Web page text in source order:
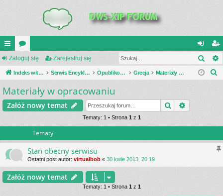
UI
C
K
_L
or
a
al
og
ar
ej
ę
Zaloguj się Zarejestruj się
Indeks witryny Serwis Encyklopedia Uzbrojenia Opublikowane zestawienia Grecja Materiały w opracowaniu
j
Materiały w opracowaniu
Załóż nowy temat Szukaj
Tematy: 1 • Strona 1 z 1
Tematy
Stan obecny serwisu
Ostatni post autor: virtualbob « 30 kwie 2013, 20:19
Załóż nowy temat
Tematy: 1 • Strona 1 z 1